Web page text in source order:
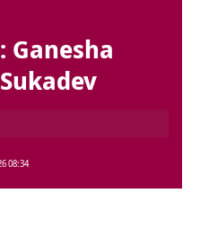
Ganesha
08:34